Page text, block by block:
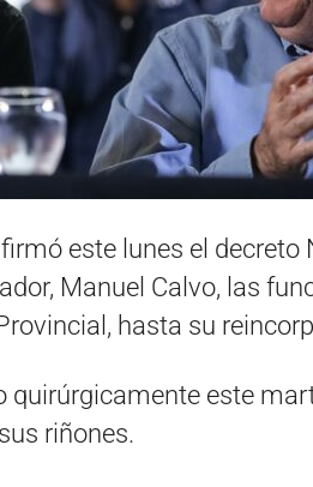
este lunes el decreto
Manuel Calvo, las
hasta su
quirúrgicamente este
riñones.